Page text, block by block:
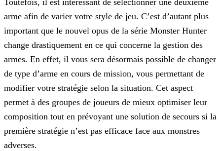
Toutefois, il est intéressant de sélectionner une deuxième
arme afin de varier votre style de jeu. C’est d’autant plus
important que le nouvel opus de la série Monster Hunter
change drastiquement en ce qui concerne la gestion des
armes. En effet, il vous sera désormais possible de changer
de type d’arme en cours de mission, vous permettant de
modifier votre stratégie selon la situation. Cet aspect
permet à des groupes de joueurs de mieux optimiser leur
composition tout en prévoyant une solution de secours si la
première stratégie n’est pas efficace face aux monstres
adverses.